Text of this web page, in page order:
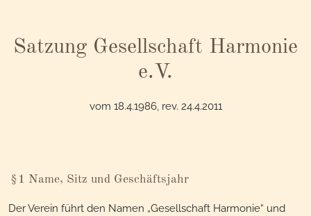
Satzung Gesellschaft Harmonie
e.V.
vom 18.4.1986, rev. 24.4.2011
§1 Name, Sitz und Geschäftsjahr
Der Verein führt den Namen „Gesellschaft Harmonie“ und